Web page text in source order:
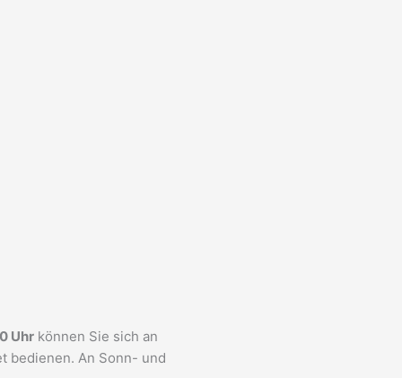
Uhr können Sie sich an
bedienen. An Sonn- und